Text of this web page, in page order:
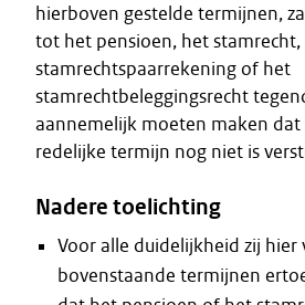
hierboven gestelde termijnen,
tot het pensioen, het stamrecht,
stamrechtspaarrekening of het
stamrechtbeleggingsrecht
aannemelijk moeten maken dat
redelijke termijn nog niet is
Nadere toelichting
Voor alle duidelijkheid zij hier
bovenstaande termijnen